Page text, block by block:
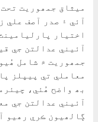
ميثاق جمھوريت
آئي ۽ صدر آصف علي
اختيار
آئيني عدالتن جي
جمھوريت ۾ شامل
بھ واضح ھُئي،
آئيني عدالتن جي
ڳالھيون ڪري رھيو